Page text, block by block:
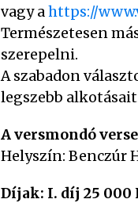
vagy ahttps://
Természetesen
szerepelni.
A szabadon
legszebb
A versmondó
Helyszín: Benczúr
Díjak: I. díj 25 000